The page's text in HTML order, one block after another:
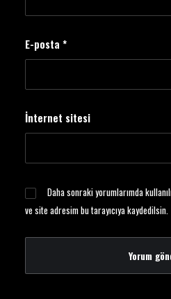
E-posta *
İnternet sitesi
Daha sonraki yorumlarımda
ve site adresim bu tarayıcıya kaydedilsin.